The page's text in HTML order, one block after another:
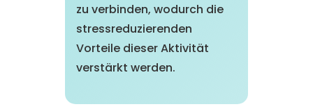
zu verbinden, wodurch die
stressreduzierenden
Vorteile dieser Aktivität
verstärkt werden.